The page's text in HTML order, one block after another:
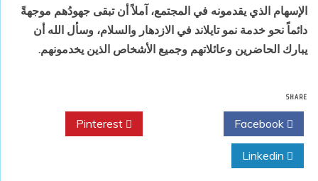
الإسهام الذي يقدمونه في المجتمع، آملاً أن تبقى جهودُهم موجهةً
دائماً نحو خدمة نمو تايلاند في الازدهار والسلام، وسأل الله أن
يبارك الحاضرين وعائلاتهم وجميع الأشخاص الذين يخدمونهم.
SHARE